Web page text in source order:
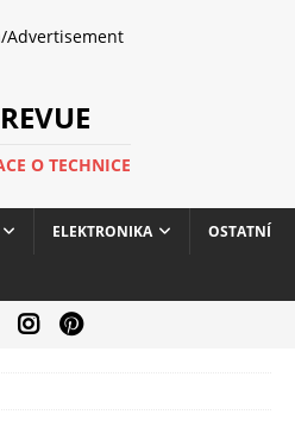
Advertisement
O TECHNICE
ELEKTRONIKA OSTATNÍ